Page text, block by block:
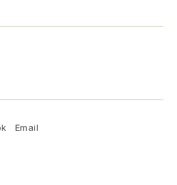
Email